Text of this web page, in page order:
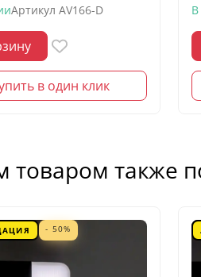
Артикул AV166-D
в один клик
товаром также
- 50%